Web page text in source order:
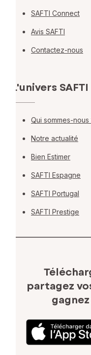
SAFTI Connect
Avis SAFTI
Contactez-nous
L'univers SAFTI
Qui sommes-nous
Notre actualité
Bien Estimer
SAFTI Espagne
SAFTI Portugal
SAFTI Prestige
partagez